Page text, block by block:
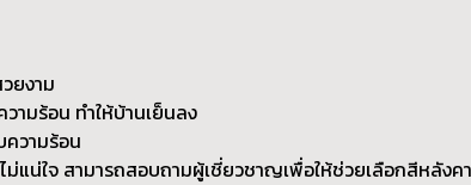
ยงาม
มร้อน ทำให้บ้านเย็นลง
วามร้อน
แน่ใจ สามารถสอบถามผู้เชี่ยวชาญเพื่อให้ช่วยเลือกสีหลัง